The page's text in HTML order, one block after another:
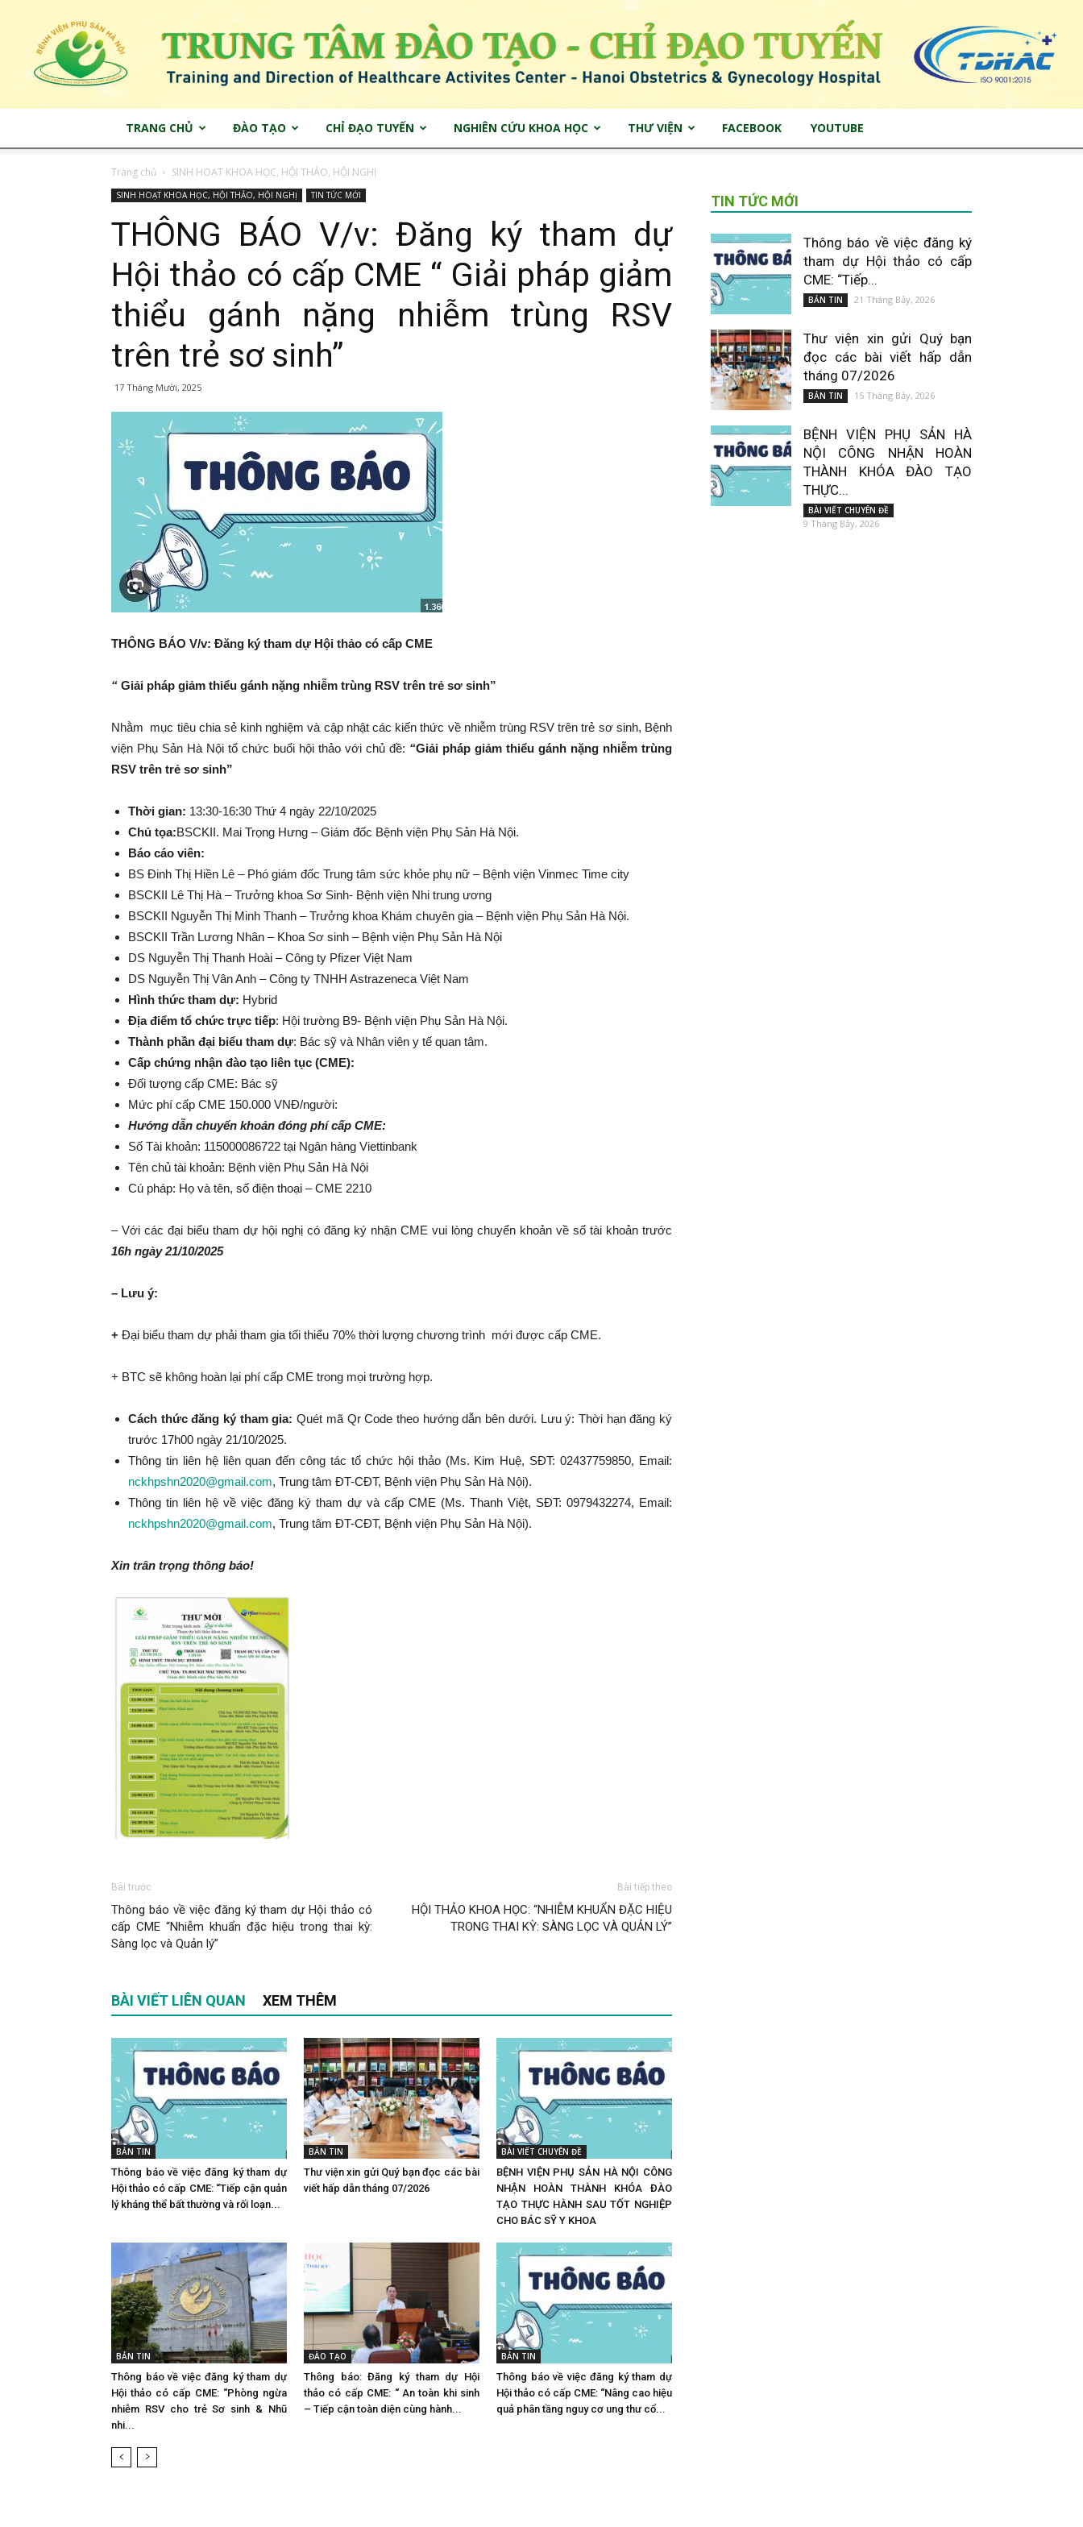
tâm
TRANG CHỦ ĐÀO TẠO CHỈ ĐẠO TUYẾN NGHIÊN CỨU KHOA HỌC THƯ VIỆN FACEBOOK YOUTUBE
Trang chủ SINH HOẠT KHOA HỌC, HỘI THẢO, HỘI NGHỊ
SINH HOẠT KHOA HỌC, HỘI THẢO, HỘI NGHỊ TIN TỨC MỚI
THÔNG BÁO V/v: Đăng ký tham dự
Hội thảo có cấp CME “ Giải pháp giảm
thiểu gánh nặng nhiễm trùng RSV
trên trẻ sơ sinh”
17 Tháng Mười, 2025
THÔNG BÁO V/v: Đăng ký tham dự Hội thảo có cấp CME
“ Giải pháp giảm thiểu gánh nặng nhiễm trùng RSV trên trẻ sơ sinh”
Nhằm mục tiêu chia sẻ kinh nghiệm và cập nhật các kiến thức về nhiễm trùng RSV trên trẻ sơ sinh, Bệnh
viện Phụ Sản Hà Nội tổ chức buổi hội thảo với chủ đề: “Giải pháp giảm thiểu gánh nặng nhiễm trùng
RSV trên trẻ sơ sinh”
Thời gian: 13:30-16:30 Thứ 4 ngày 22/10/2025
Chủ tọa:BSCKII. Mai Trọng Hưng – Giám đốc Bệnh viện Phụ Sản Hà Nội.
Báo cáo viên:
BS Đinh Thị Hiền Lê – Phó giám đốc Trung tâm sức khỏe phụ nữ – Bệnh viện Vinmec Time city
BSCKII Lê Thị Hà –Trưởng khoa Sơ Sinh- Bệnh viện Nhi trung ương
BSCKII Nguyễn Thị Minh Thanh – Trưởng khoa Khám chuyên gia – Bệnh viện Phụ Sản Hà Nội.
BSCKII Trần Lương Nhân – Khoa Sơ sinh – Bệnh viện Phụ Sản Hà Nội
DS Nguyễn Thị Thanh Hoài – Công ty Pfizer Việt Nam
DS Nguyễn Thị Vân Anh – Công ty TNHH Astrazeneca Việt Nam
Hình thức tham dự: Hybrid
Địa điểm tổ chức trực tiếp: Hội trường B9- Bệnh viện Phụ Sản Hà Nội.
Thành phần đại biểu tham dự: Bác sỹ và Nhân viên y tế quan tâm.
Cấp chứng nhận đào tạo liên tục (CME):
Đối tượng cấp CME: Bác sỹ
Mức phí cấp CME 150.000 VNĐ/người:
Hướng dẫn chuyển khoản đóng phí cấp CME:
Số Tài khoản: 115000086722 tại Ngân hàng Viettinbank
Tên chủ tài khoản: Bệnh viện Phụ Sản Hà Nội
Cú pháp: Họ và tên, số điện thoại – CME 2210
– Với các đại biểu tham dự hội nghị có đăng ký nhận CME vui lòng chuyển khoản về số tài khoản trước
16h ngày 21/10/2025
– Lưu ý:
+ Đại biểu tham dự phải tham gia tối thiểu 70% thời lượng chương trình mới được cấp CME.
+ BTC sẽ không hoàn lại phí cấp CME trong mọi trường hợp.
Cách thức đăng ký tham gia:Quét mã Qr Code theo hướng dẫn bên dưới. Lưu ý: Thời hạn đăng ký
trước 17h00 ngày 21/10/2025.
Thông tin liên hệ liên quan đến công tác tổ chức hội thảo (Ms. Kim Huệ, SĐT: 02437759850, Email:
nckhpshn2020@gmail.com, Trung tâm ĐT-CĐT, Bệnh viện Phụ Sản Hà Nội).
Thông tin liên hệ về việc đăng ký tham dự và cấp CME (Ms. Thanh Việt, SĐT: 0979432274, Email:
nckhpshn2020@gmail.com, Trung tâm ĐT-CĐT, Bệnh viện Phụ Sản Hà Nội).
Xin trân trọng thông báo!
Bài trước
Thông báo về việc đăng ký tham dự Hội thảo có
cấp CME “Nhiễm khuẩn đặc hiệu trong thai kỳ:
Sàng lọc và Quản lý”
Bài tiếp theo
HỘI THẢO KHOA HỌC: “NHIỄM KHUẨN ĐẶC HIỆU
TRONG THAI KỲ: SÀNG LỌC VÀ QUẢN LÝ”
BÀI VIẾT LIÊN QUAN XEM THÊM
BẢN TIN
Thông báo về việc đăng ký tham dự
Hội thảo có cấp CME: “Tiếp cận quản
lý kháng thể bất thường và rối loạn...
BẢN TIN
Thư viện xin gửi Quý bạn đọc các bài
viết hấp dẫn tháng 07/2026
BÀI VIẾT CHUYÊN ĐỀ
BỆNH VIỆN PHỤ SẢN HÀ NỘI CÔNG
NHẬN HOÀN THÀNH KHÓA ĐÀO
TẠO THỰC HÀNH SAU TỐT NGHIỆP
CHO BÁC SỸ Y KHOA
BẢN TIN
Thông báo về việc đăng ký tham dự
Hội thảo có cấp CME: “Phòng ngừa
nhiễm RSV cho trẻ Sơ sinh & Nhũ
nhi...
ĐÀO TẠO
Thông báo: Đăng ký tham dự Hội
thảo có cấp CME: “ An toàn khi sinh
– Tiếp cận toàn diện cùng hành...
BẢN TIN
Thông báo về việc đăng ký tham dự
Hội thảo có cấp CME: “Nâng cao hiệu
quả phân tầng nguy cơ ung thư cổ...
TIN TỨC MỚI
Thông báo về việc đăng ký
tham dự Hội thảo có cấp
CME: “Tiếp...
BẢN TIN 21 Tháng Bảy, 2026
Thư viện xin gửi Quý bạn
đọc các bài viết hấp dẫn
tháng 07/2026
BẢN TIN 15 Tháng Bảy, 2026
BỆNH VIỆN PHỤ SẢN HÀ
NỘI CÔNG NHẬN HOÀN
THÀNH KHÓA ĐÀO TẠO
THỰC...
BÀI VIẾT CHUYÊN ĐỀ
9 Tháng Bảy, 2026